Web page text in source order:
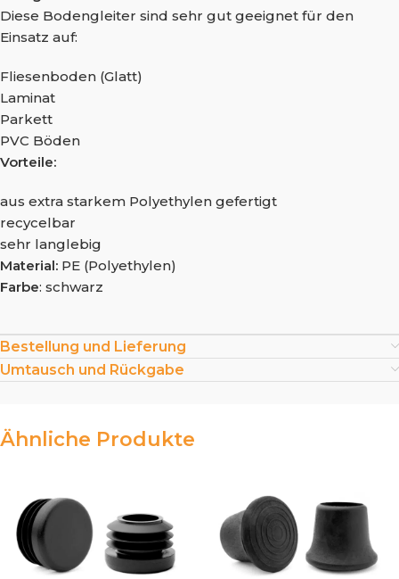
Diese Bodengleiter sind sehr gut geeignet für den
Einsatz auf:
Fliesenboden (Glatt)
Laminat
Parkett
PVC Böden
Vorteile:
aus extra starkem Polyethylen gefertigt
recycelbar
sehr langlebig
Material: PE (Polyethylen)
Farbe: schwarz
Bestellung und Lieferung
Umtausch und Rückgabe
Ähnliche Produkte